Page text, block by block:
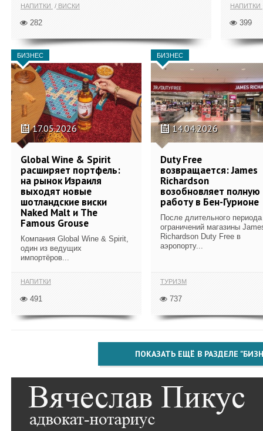
НАПИТКИ ВИСКИ
282
НАПИТКИ
399
БИЗНЕС
17.05.2026
Global Wine & Spirit
расширяет портфель:
на рынок Израиля
выходят новые
шотландские виски
Naked Malt и The
Famous Grouse
Компания Global Wine & Spirit,
один из ведущих
импортёров...
НАПИТКИ
491
БИЗНЕС
14.04.2026
Duty Free
возвращается: James
Richardson
возобновляет полную
работу в Бен-Гурионе
После длительного периода
ограничений магазины
Richardson Duty Free в
аэропорту...
ТУРИЗМ
737
ПОКАЗАТЬ ЕЩЁ В РАЗДЕЛЕ